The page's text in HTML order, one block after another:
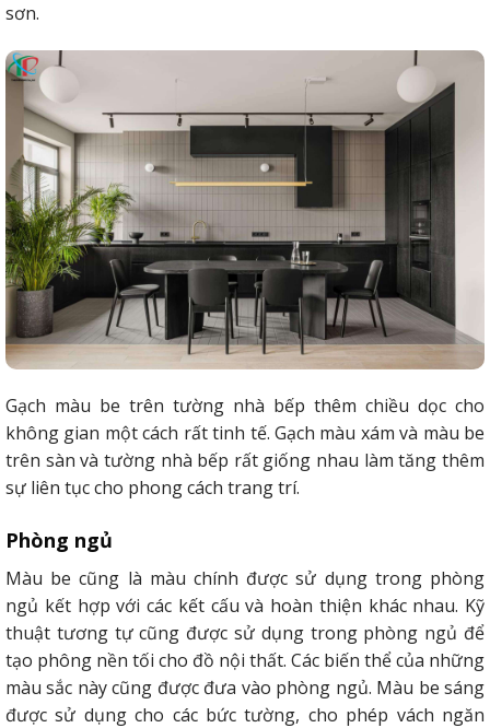
sơn.
Gạch màu be trên tường nhà bếp thêm chiều dọc cho
không gian một cách rất tinh tế. Gạch màu xám và màu be
trên sàn và tường nhà bếp rất giống nhau làm tăng thêm
sự liên tục cho phong cách trang trí.
Phòng ngủ
Màu be cũng là màu chính được sử dụng trong phòng
ngủ kết hợp với các kết cấu và hoàn thiện khác nhau. Kỹ
thuật tương tự cũng được sử dụng trong phòng ngủ để
tạo phông nền tối cho đồ nội thất. Các biến thể của những
màu sắc này cũng được đưa vào phòng ngủ. Màu be sáng
được sử dụng cho các bức tường, cho phép vách ngăn